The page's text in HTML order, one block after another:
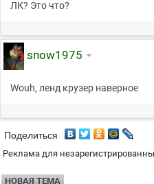
ЛК? Это что?
snow1975
Wouh, ленд крузер наверное
Поделиться
Реклама для
НОВАЯ ТЕМА